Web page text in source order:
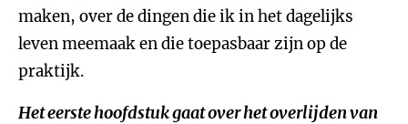
maken, over de dingen die ik in het dagelijks
leven meemaak en die toepasbaar zijn op de
praktijk.
Het eerste hoofdstuk gaat over het overlijden van